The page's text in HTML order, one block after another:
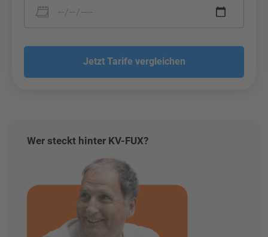
Jetzt Tarife vergleichen
Wer steckt hinter KV-FUX?